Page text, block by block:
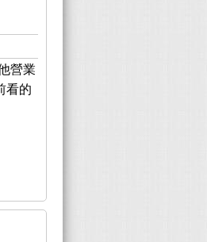
營業
看的